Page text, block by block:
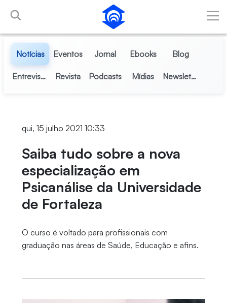
Pular para o Conteúdo principal
Notícias Eventos Jornal Ebooks Blog
Entrevistas Revista Podcasts Mídias Newsletter
qui, 15 julho 2021 10:33
Saiba tudo sobre a nova
especialização em
Psicanálise da Universidade
de Fortaleza
O curso é voltado para profissionais com
graduação nas áreas de Saúde, Educação e afins.